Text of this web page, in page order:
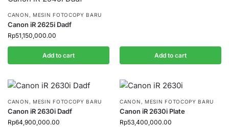
CANON , MESIN FOTOCOPY BARU
Canon iR 2625i Dadf
Rp51,150,000.00
Add to cart Add to cart
CANON , MESIN FOTOCOPY BARU
Canon iR 2630i Dadf
Rp64,900,000.00
CANON , MESIN FOTOCOPY BARU
Canon iR 2630i Plate
Rp53,400,000.00